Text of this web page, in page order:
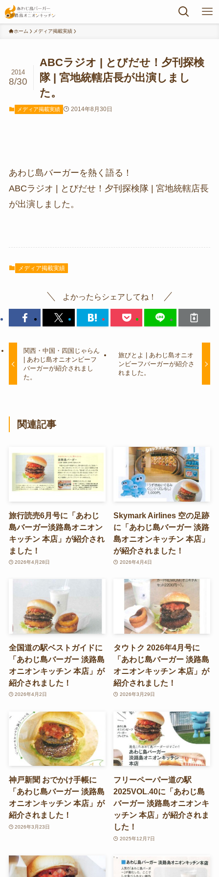
ホーム メディア掲載実績
ABCラジオ | とびだせ！夕刊探検
隊 | 宮地統轄店長が出演しまし
た。
2014
8/30
メディア掲載実績 2014年8月30日
あわじ島バーガーを熱く語る！
ABCラジオ | とびだせ！夕刊探検隊 | 宮地統轄店長
が出演しました。
メディア掲載実績
よかったらシェアしてね！
関西・中国・四国じゃらん
| あわじ島オニオンビーフ
バーガーが紹介されまし
た。
旅びとよ | あわじ島オニオ
ンビーフバーガーが紹介さ
れました。
関連記事
旅行読売6月号に「あわじ
島バーガー淡路島オニオン
キッチン 本店」が紹介され
ました！
2026年4月28日
Skymark Airlines 空の足跡
に「あわじ島バーガー 淡路
島オニオンキッチン 本店」
が紹介されました！
2026年4月4日
全国道の駅ベストガイドに
「あわじ島バーガー 淡路島
オニオンキッチン 本店」が
紹介されました！
2026年4月2日
タウトク 2026年4月号に
「あわじ島バーガー 淡路島
オニオンキッチン 本店」が
紹介されました！
2026年3月29日
神戸新聞 おでかけ手帳に
「あわじ島バーガー 淡路島
オニオンキッチン 本店」が
紹介されました！
2026年3月23日
フリーペーパー道の駅
2025VOL.40に「あわじ島
バーガー 淡路島オニオンキ
ッチン 本店」が紹介されま
した！
2025年12月7日